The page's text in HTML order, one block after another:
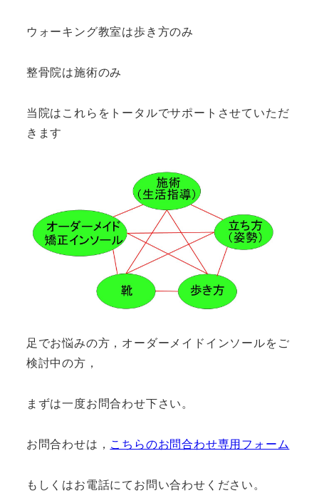
ウォーキング教室は歩き方のみ
整骨院は施術のみ
当院はこれらをトータルでサポートさせていただ
きます
足でお悩みの方，オーダーメイドインソールをご
検討中の方，
まずは一度お問合わせ下さい。
お問合わせは， こちらのお問合わせ専用フォーム
もしくはお電話にてお問い合わせください。